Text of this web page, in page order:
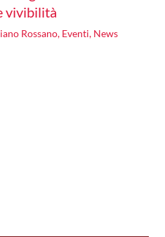
vivibilità
Rossano, Eventi, News